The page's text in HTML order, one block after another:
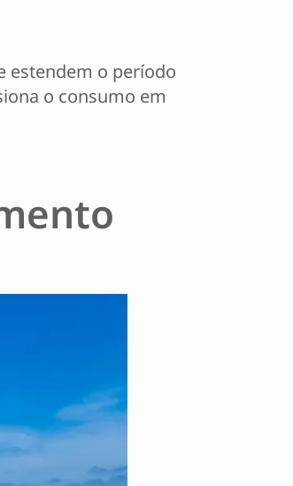
estendem o período
o consumo em